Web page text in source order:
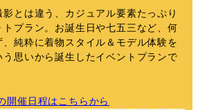
とは違う、カジュアル要素たっぷり
プラン。お誕生日や七五三など、何
純粋に着物スタイル＆モデル体験を
思いから誕生したイベントプランで
開催日程はこちらから